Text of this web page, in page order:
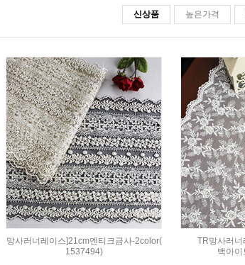
신상품 높은가격
망사러너레이스]21cm엔티크금사-2color(
1537494)
TR망사러너
백아이